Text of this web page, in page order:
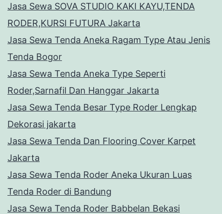
Jasa Sewa SOVA STUDIO KAKI KAYU,TENDA
RODER,KURSI FUTURA Jakarta
Jasa Sewa Tenda Aneka Ragam Type Atau Jenis
Tenda Bogor
Jasa Sewa Tenda Aneka Type Seperti
Roder,Sarnafil Dan Hanggar Jakarta
Jasa Sewa Tenda Besar Type Roder Lengkap
Dekorasi jakarta
Jasa Sewa Tenda Dan Flooring Cover Karpet
Jakarta
Jasa Sewa Tenda Roder Aneka Ukuran Luas
Tenda Roder di Bandung
Jasa Sewa Tenda Roder Babbelan Bekasi